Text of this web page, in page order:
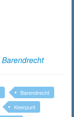
Barendrecht
Barendrecht
Keerpunt